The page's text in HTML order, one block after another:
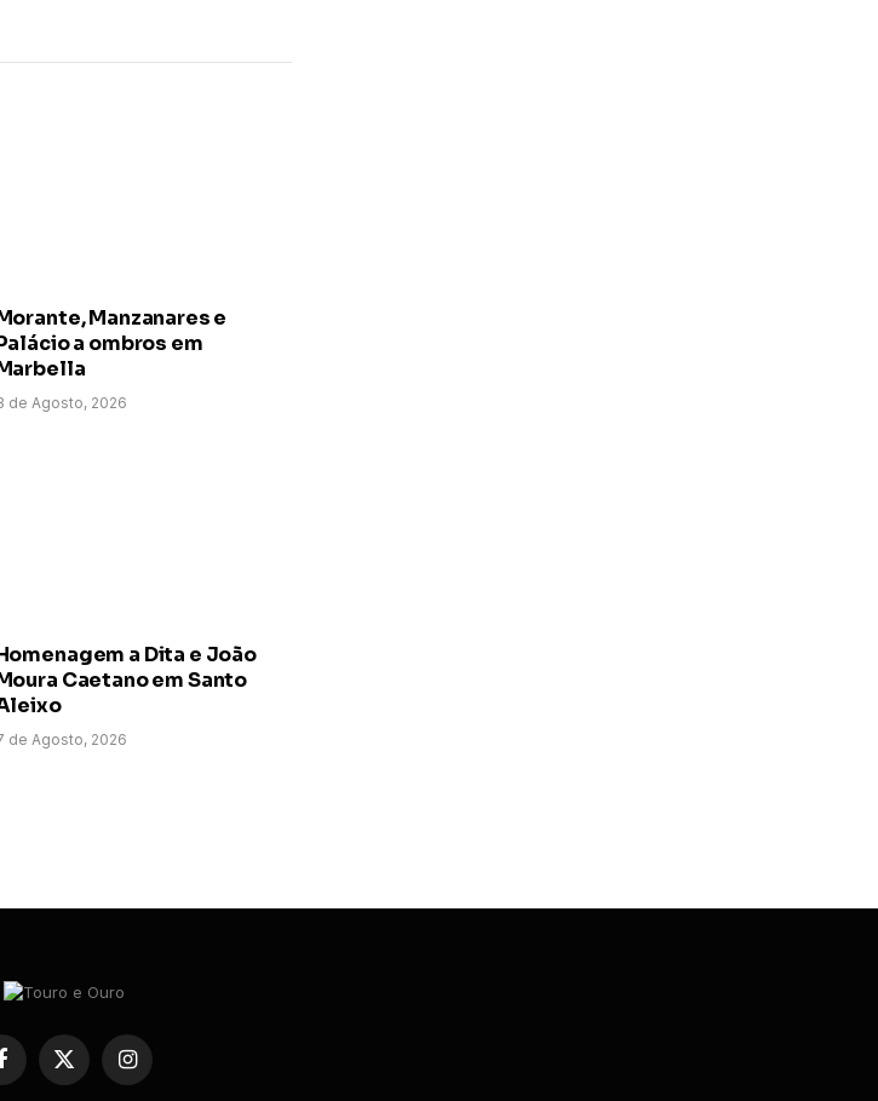
Manzanares e
a ombros em
de Agosto, 2026
a Dita e João
Caetano em Santo
de Agosto, 2026
Facebook
X
(Twitter)
Instagram